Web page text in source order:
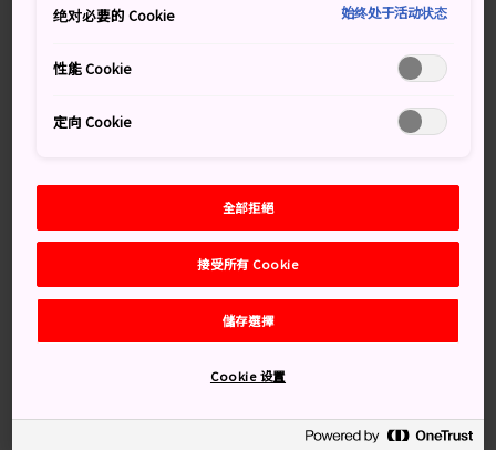
梅花樹、寶藏和禪修所在的古老
廟宇
梅林寺位於筑後川畔、久留米站旁邊的山丘上，歷史可追
交通方式
搭列車前往久留米站後，步行 5 分鐘抵達廟宇。
绝对必要的 Cookie 始终处于活动状态
性能 Cookie
定向 Cookie
全部拒絕
接受所有 Cookie
儲存選擇
Cookie 设置